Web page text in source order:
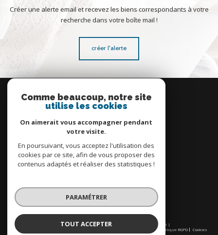
Créer une alerte email et recevez les biens correspondants à votre
recherche dans votre boîte mail !
créer l'alerte
connecter
espace propriétaire
© 2026 | Tous droits réservés | Traduction powered by Google |
Nos honoraires
Politique RGPD Cookies
Comme beaucoup, notre site
utilise les cookies
On aimerait vous accompagner pendant
votre visite.
En poursuivant, vous acceptez l'utilisation des
cookies par ce site, afin de vous proposer des
contenus adaptés et réaliser des statistiques !
PARAMÉTRER
TOUT ACCEPTER